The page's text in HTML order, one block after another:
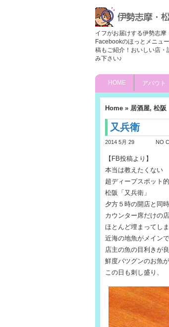
イフがお届けする伊勢志摩
Facebookのほっとメニュ
稿もご紹介！おいしい店・
み下さい♪
HOME アバウト
Home » 居酒屋, 松阪
又兵衛
2014 5月 29 NO
【FB投稿より】
本当は教えたくない
超ディープスポット
松阪「又兵衛」
夕方５時の開店と同
カウンター席だけの
ほとんど埋まってし
近海の地魚がメイン
店主の魚の目利きが
鮮度バツグンのお魚
この日も刺し盛り、